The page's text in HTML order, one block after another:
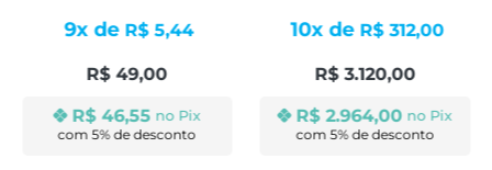
R$49,00
9x de R$5,44
R$46,55 no Pix
R$3.120,00
10x de R$312,00
R$2.964,00 no Pix